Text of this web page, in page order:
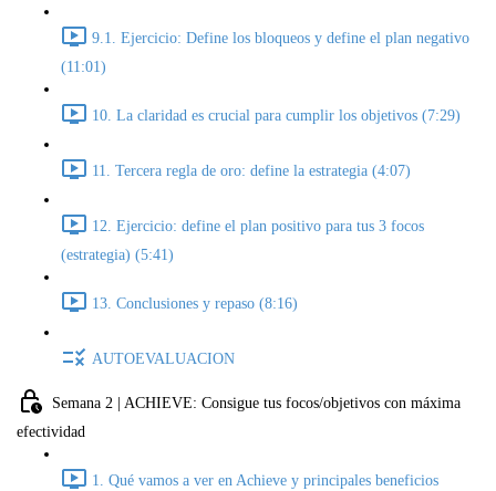
9.1. Ejercicio: Define los bloqueos y define el plan negativo
(11:01)
10. La claridad es crucial para cumplir los objetivos (7:29)
11. Tercera regla de oro: define la estrategia (4:07)
12. Ejercicio: define el plan positivo para tus 3 focos
(estrategia) (5:41)
13. Conclusiones y repaso (8:16)
AUTOEVALUACION
Semana 2 | ACHIEVE: Consigue tus focos/objetivos con máxima
efectividad
1. Qué vamos a ver en Achieve y principales beneficios